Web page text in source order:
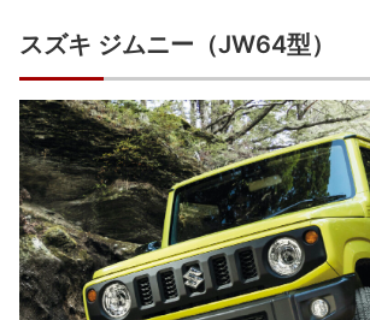
スズキ ジムニー（JW64型）